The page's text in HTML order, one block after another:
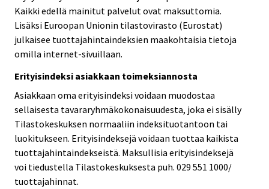
Kaikki edellä mainitut palvelut ovat maksuttomia.
Lisäksi Euroopan Unionin tilastovirasto (Eurostat)
julkaisee tuottajahintaindeksien maakohtaisia tietoja
omilla internet-sivuillaan.
Erityisindeksi asiakkaan toimeksiannosta
Asiakkaan oma erityisindeksi voidaan muodostaa
sellaisesta tavararyhmäkokonaisuudesta, joka ei sisälly
Tilastokeskuksen normaaliin indeksituotantoon tai
luokitukseen. Erityisindeksejä voidaan tuottaa kaikista
tuottajahintaindekseistä. Maksullisia erityisindeksejä
voi tiedustella Tilastokeskuksesta puh. 029 551 1000/
tuottajahinnat.